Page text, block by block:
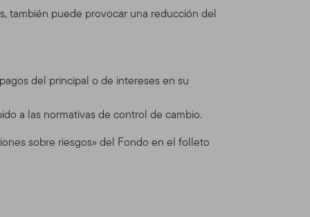
también puede provocar una reducción del
del principal o de intereses en su
a las normativas de control de cambio.
sobre riesgos» del Fondo en el folleto
está regulado por la
las Condiciones de Uso
Global Advisors
Franklin Templeton (en